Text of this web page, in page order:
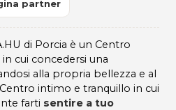
partner
di Porcia è un Centro
cui concedersi una
alla propria bellezza e al
intimo e tranquillo in cui
farti sentire a tuo